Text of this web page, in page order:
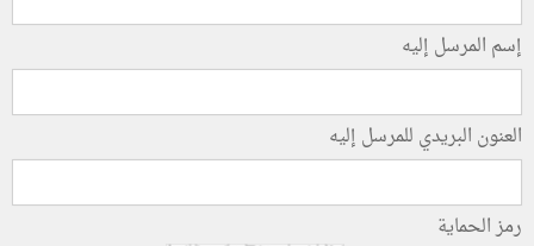
إسم المرسل إليه
العنون البريدي للمرسل إليه
رمز الحماية